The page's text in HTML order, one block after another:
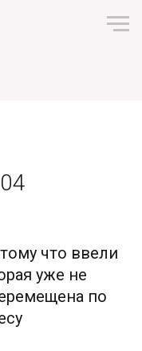
что ввели
уже не
по